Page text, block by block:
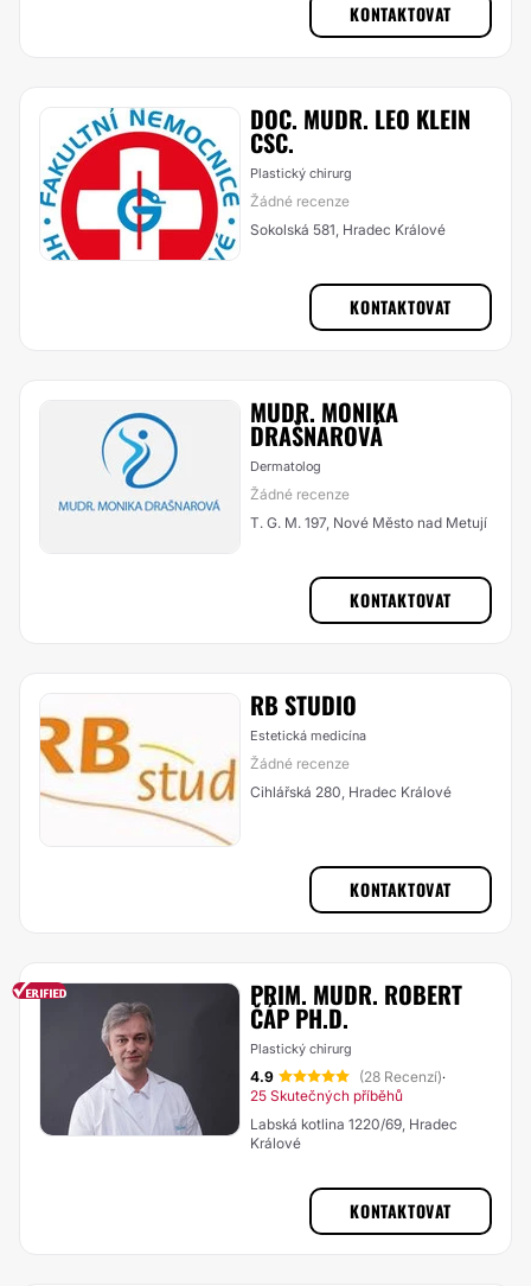
KONTAKTOVAT
DOC. MUDR. LEO KLEIN
CSC.
Plastický chirurg
Žádné recenze
Sokolská 581, Hradec Králové
KONTAKTOVAT
MUDR. MONIKA
DRAŠNAROVÁ
Dermatolog
Žádné recenze
T. G. M. 197, Nové Město nad Metují
KONTAKTOVAT
RB STUDIO
Estetická medicína
Žádné recenze
Cihlářská 280, Hradec Králové
KONTAKTOVAT
PRIM. MUDR. ROBERT
ČÁP PH.D.
Plastický chirurg
4.9 (28 Recenzí)·
25 Skutečných příběhů
Labská kotlina 1220/69, Hradec
Králové
KONTAKTOVAT